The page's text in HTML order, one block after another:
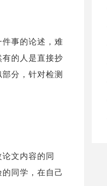
事的论述，难
的人是直接抄
分，针对检测
文内容的同
同学，在自己